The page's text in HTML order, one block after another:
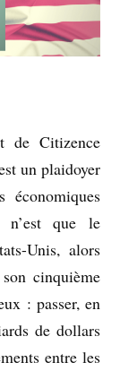
de Citizence
un plaidoyer
économiques
n’est que le
Unis, alors
cinquième
: passer, en
de dollars
entre les